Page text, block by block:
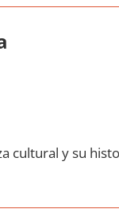
cultural у su